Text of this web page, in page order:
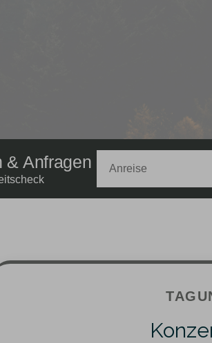
& Anfragen Anreise